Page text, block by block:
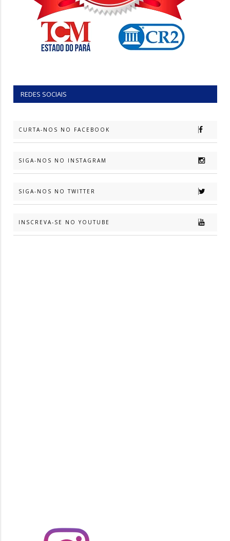
REDES SOCIAIS
CURTA-NOS NO FACEBOOK
SIGA-NOS NO INSTAGRAM
SIGA-NOS NO TWITTER
INSCREVA-SE NO YOUTUBE